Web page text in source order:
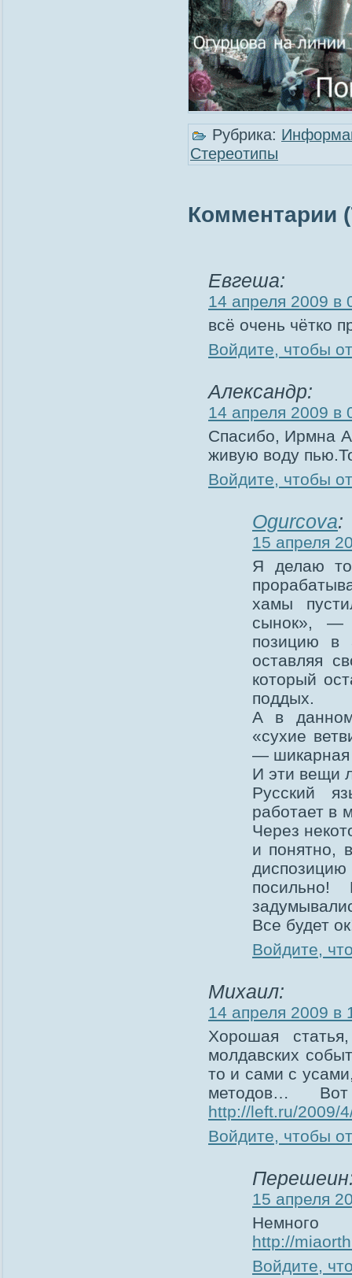
Рубрика:
Стереотипы
Комментарии
Евгеша:
14 апреля 2009 в
всё очень чётко
Войдите, чтобы
Александр:
14 апреля 2009 в
Спасибо, Ирмна
живую воду
Войдите, чтобы
Ogurcova:
15 апреля
Я делаю
хамы
сынок», —
позицию в
оставляя
который
поддых.
А в данном
«сухие
— шикарная
И эти вещи
Русский
работает в
Через
и понятно,
Все будет
Войдите,
Михаил:
14 апреля 2009 в
Хорошая
молдавских
то и сами с
методов…
http://left.ru/2009/
Войдите, чтобы
15 апреля
http://
Войдите,